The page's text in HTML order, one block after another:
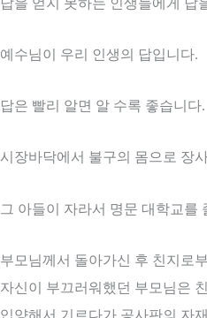
예수님이 우리 인생의 답입니다.
답은 빨리 알면 알 수록 좋습니다.
시장바닥에서 불구의 몸으로 장
그 아들이 자라서 명문 대학교를
부모님께서 돌아가신 후 친지로
자신이 부끄러워했던 부모님은
입양해서 기르다가 공사판의 자